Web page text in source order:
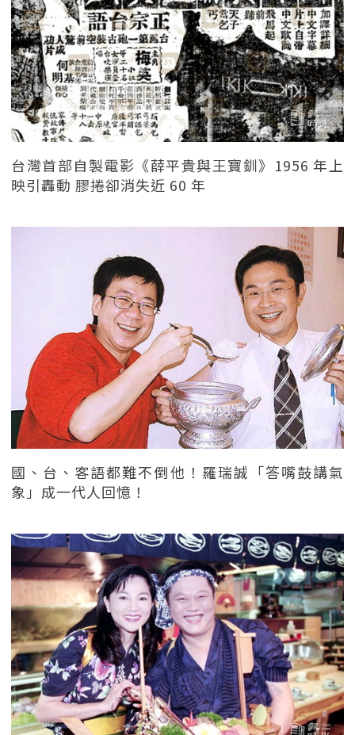
台灣首部自製電影《薛平貴與王寶釧》1956 年上
映引轟動 膠捲卻消失近 60 年
國、台、客語都難不倒他！羅瑞誠「答嘴鼓講氣
象」成一代人回憶！